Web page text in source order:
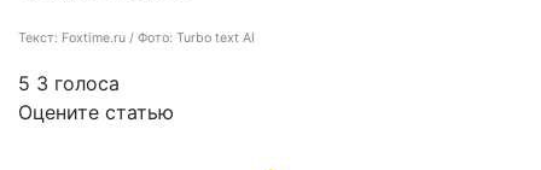
Текст: Foxtime.ru / Фото: Turbo text AI
5 3 голоса
Оцените статью